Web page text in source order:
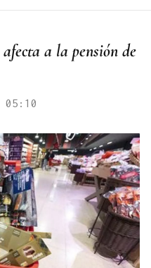
a la pensión de
05:10